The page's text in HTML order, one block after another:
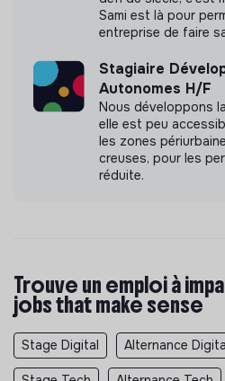
Sami est là pour
entreprise de faire
Stagiaire
Autonomes H/F
Nous développons
elle est peu
les zones
creuses, pour les
réduite.
Trouve un emploi à
jobs that make sense
Stage Digital Alternance